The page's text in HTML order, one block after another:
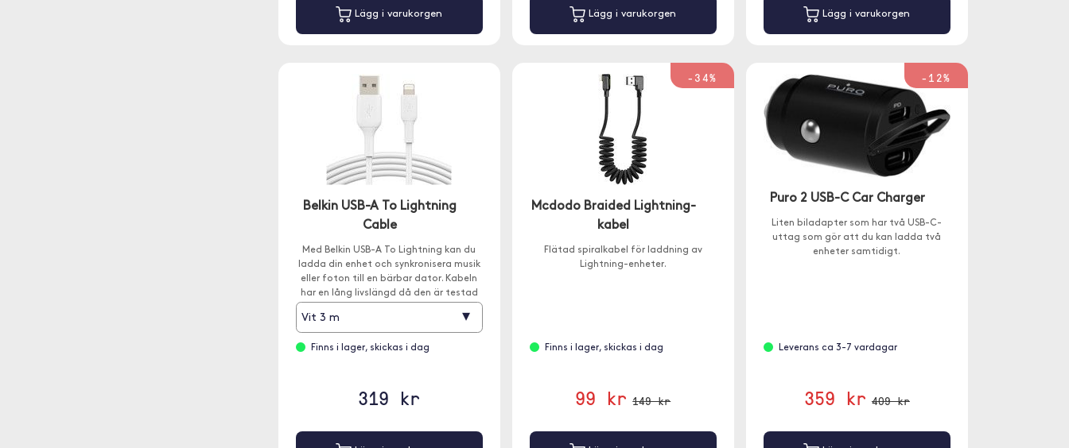
Lägg i varukorgen Lägg i varukorgen Lägg i varukorgen
Belkin USB-A To Lightning
Cable
Med Belkin USB-A To Lightning kan du
ladda din enhet och synkronisera musik
eller foton till en bärbar dator. Kabeln
har en lång livslängd då den är testad
Vit 3 m ▾
Finns i lager, skickas i dag
319 kr
-34%
Mcdodo Braided Lightning-
kabel
Flätad spiralkabel för laddning av
Lightning-enheter.
Finns i lager, skickas i dag
99 kr 149 kr
-12%
Puro 2 USB-C Car Charger
Liten biladapter som har två USB-C-
uttag som gör att du kan ladda två
enheter samtidigt.
Leverans ca 3-7 vardagar
359 kr 409 kr